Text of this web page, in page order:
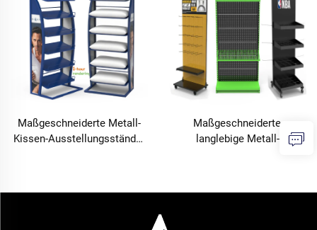
Maßgeschneiderte Metall-
Kissen-Ausstellungsständer
Maßgeschneiderte,
langlebige Metall-